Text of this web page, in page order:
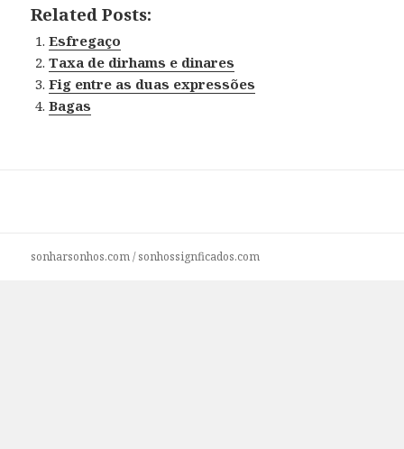
Related Posts:
Esfregaço
Taxa de dirhams e dinares
Fig entre as duas expressões
Bagas
sonharsonhos.com/sonhossignficados.com